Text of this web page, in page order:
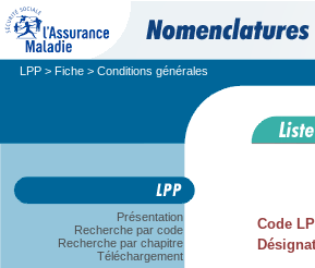
LPP > Fiche > Conditions générales
Présentation
Recherche par code
Recherche par chapitre
Téléchargement
Code